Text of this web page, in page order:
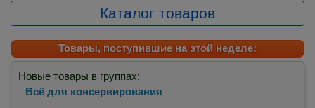
Каталог товаров
Товары, поступившие на этой неделе:
Новые товары в группах:
Всё для консервирования